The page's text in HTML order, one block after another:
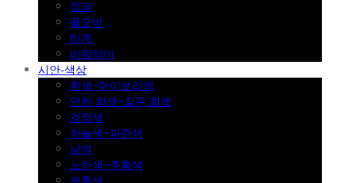
점퍼
풀오버
하계
바람막이
시안-색상
흰색~아이보리색
연한 회색~짙은 회색
검정색
하늘색~파란색
남색
노란색~주황색